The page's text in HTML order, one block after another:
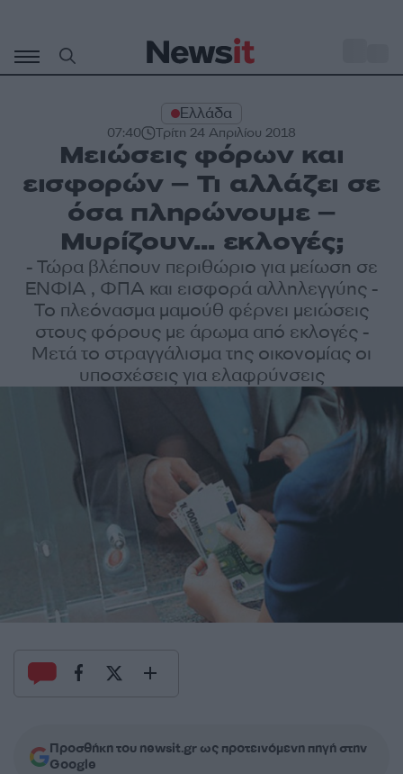
περιεχόμενο
Ελλάδα
07:40 Τρίτη 24 Απριλίου 2018
Μειώσεις φόρων και
εισφορών – Τι αλλάζει σε
όσα πληρώνουμε –
Μυρίζουν… εκλογές;
- Τώρα βλέπουν περιθώριο για μείωση σε
ΕΝΦΙΑ , ΦΠΑ και εισφορά αλληλεγγύης -
Το πλεόνασμα μαμούθ φέρνει μειώσεις
στους φόρους με άρωμα από εκλογές -
Μετά το στραγγάλισμα της οικονομίας οι
υποσχέσεις για ελαφρύνσεις
Προσθήκη του newsit.gr ως προτεινόμενη πηγή στην
Google